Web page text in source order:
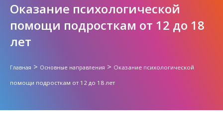
Оказание психологической
помощи подросткам от 12 до 18
лет
Главная > Основные направления > Оказание психологической
помощи подросткам от 12 до 18 лет